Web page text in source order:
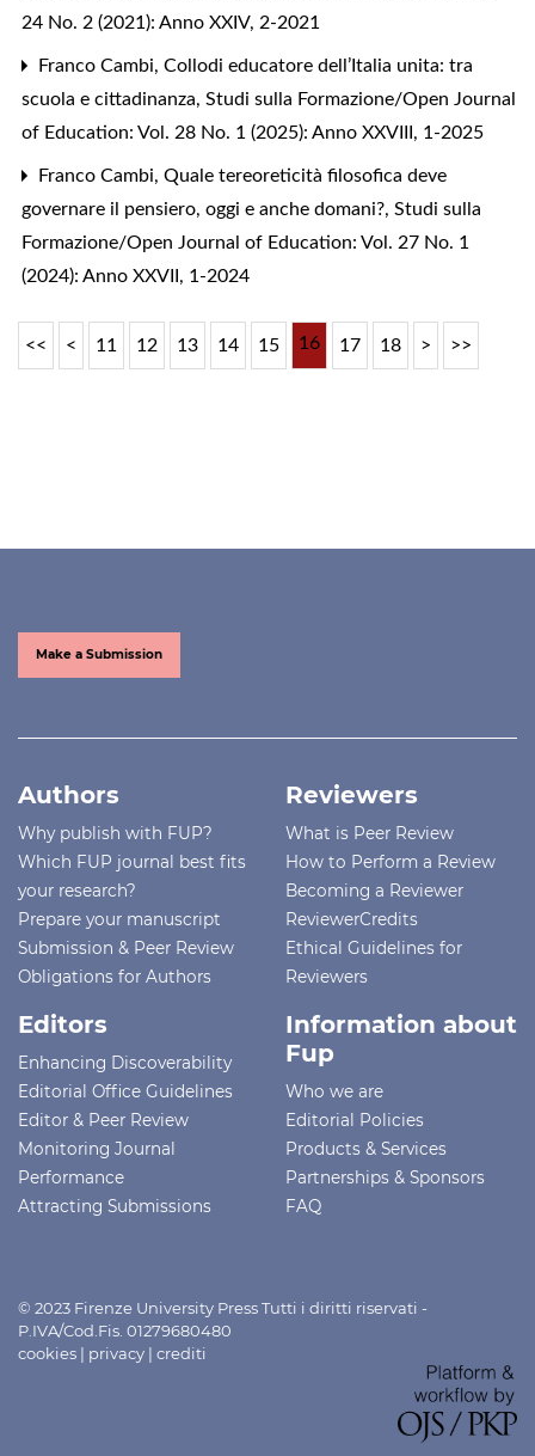
24 No. 2 (2021): Anno XXIV, 2-2021
Franco Cambi, Collodi educatore dell’Italia unita: tra
scuola e cittadinanza, Studi sulla Formazione/Open Journal
of Education: Vol. 28 No. 1 (2025): Anno XXVIII, 1-2025
Franco Cambi, Quale tereoreticità filosofica deve
governare il pensiero, oggi e anche domani?, Studi sulla
Formazione/Open Journal of Education: Vol. 27 No. 1
(2024): Anno XXVII, 1-2024
<< < 11 12 13 14 15 16 17 18 > >>
Make a Submission
Authors
Why publish with FUP?
Which FUP journal best fits
your research?
Prepare your manuscript
Submission & Peer Review
Obligations for Authors
Reviewers
What is Peer Review
How to Perform a Review
Becoming a Reviewer
ReviewerCredits
Ethical Guidelines for
Reviewers
Editors
Enhancing Discoverability
Editorial Office Guidelines
Editor & Peer Review
Monitoring Journal
Performance
Attracting Submissions
Information about
Fup
Who we are
Editorial Policies
Products & Services
Partnerships & Sponsors
FAQ
© 2023 Firenze University Press Tutti i diritti riservati -
P.IVA/Cod.Fis. 01279680480
cookies | privacy | crediti